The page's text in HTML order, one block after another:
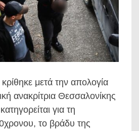
μετά την απολογία
ανακρίτρια Θεσσαλονίκης
για τη
το βράδυ της